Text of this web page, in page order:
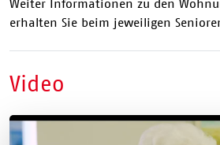
erhalten Sie beim jeweiligen
Video